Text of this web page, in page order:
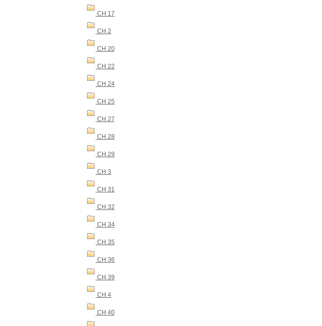
CH 17
CH 2
CH 20
CH 22
CH 24
CH 25
CH 27
CH 28
CH 29
CH 3
CH 31
CH 32
CH 34
CH 35
CH 36
CH 39
CH 4
CH 40